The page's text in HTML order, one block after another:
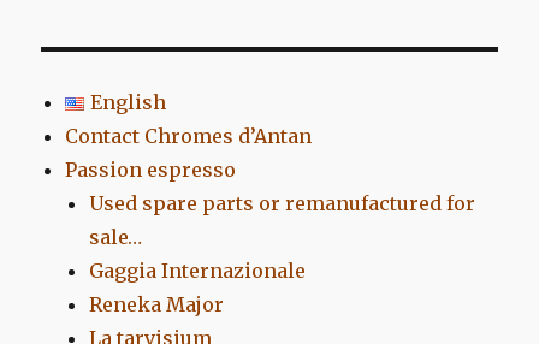
English
Contact Chromes d’Antan
Passion espresso
Used spare parts or remanufactured for
sale…
Gaggia Internazionale
Reneka Major
La tarvisium